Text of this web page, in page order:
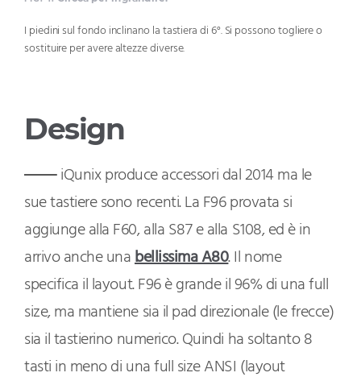
I piedini sul fondo inclinano la tastiera di 6°. Si possono togliere o
sostituire per avere altezze diverse.
Design
iQunix produce accessori dal 2014 ma le
sue tastiere sono recenti. La F96 provata si
aggiunge alla F60, alla S87 e alla S108, ed è in
arrivo anche unabellissima A80. Il nome
specifica il layout. F96 è grande il 96% di una full
size, ma mantiene sia il pad direzionale (le frecce)
sia il tastierino numerico. Quindi ha soltanto 8
tasti in meno di una full size ANSI (layout